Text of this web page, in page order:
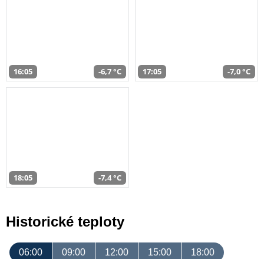
16:05 -6,7 °C 17:05 -7,0 °C
18:05 -7,4 °C
Historické teploty
06:00 09:00 12:00 15:00 18:00